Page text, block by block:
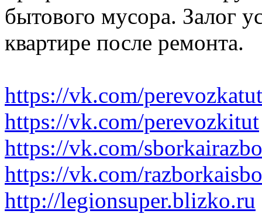
бытового мусора. Залог
квартире после ремонта.
https://vk.com/perevozkatut
https://vk.com/perevozkitut
https://vk.com/
https://vk.com/
http://legionsuper.blizko.ru